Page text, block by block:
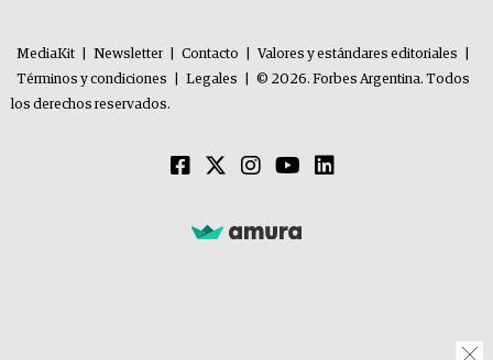
MediaKit Newsletter Contacto Valores y estándares editoriales
Términos y condiciones
Legales
© 2026. Forbes Argentina. Todos
los derechos reservados.